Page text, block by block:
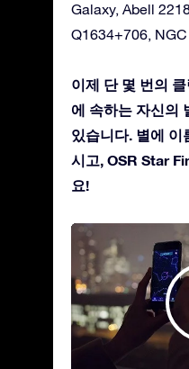
Galaxy, Abell
Q1634+706,
이제 단 몇 번의
에 속하는 자신의
있습니다. 별에 이
시고, OSR Star
요!